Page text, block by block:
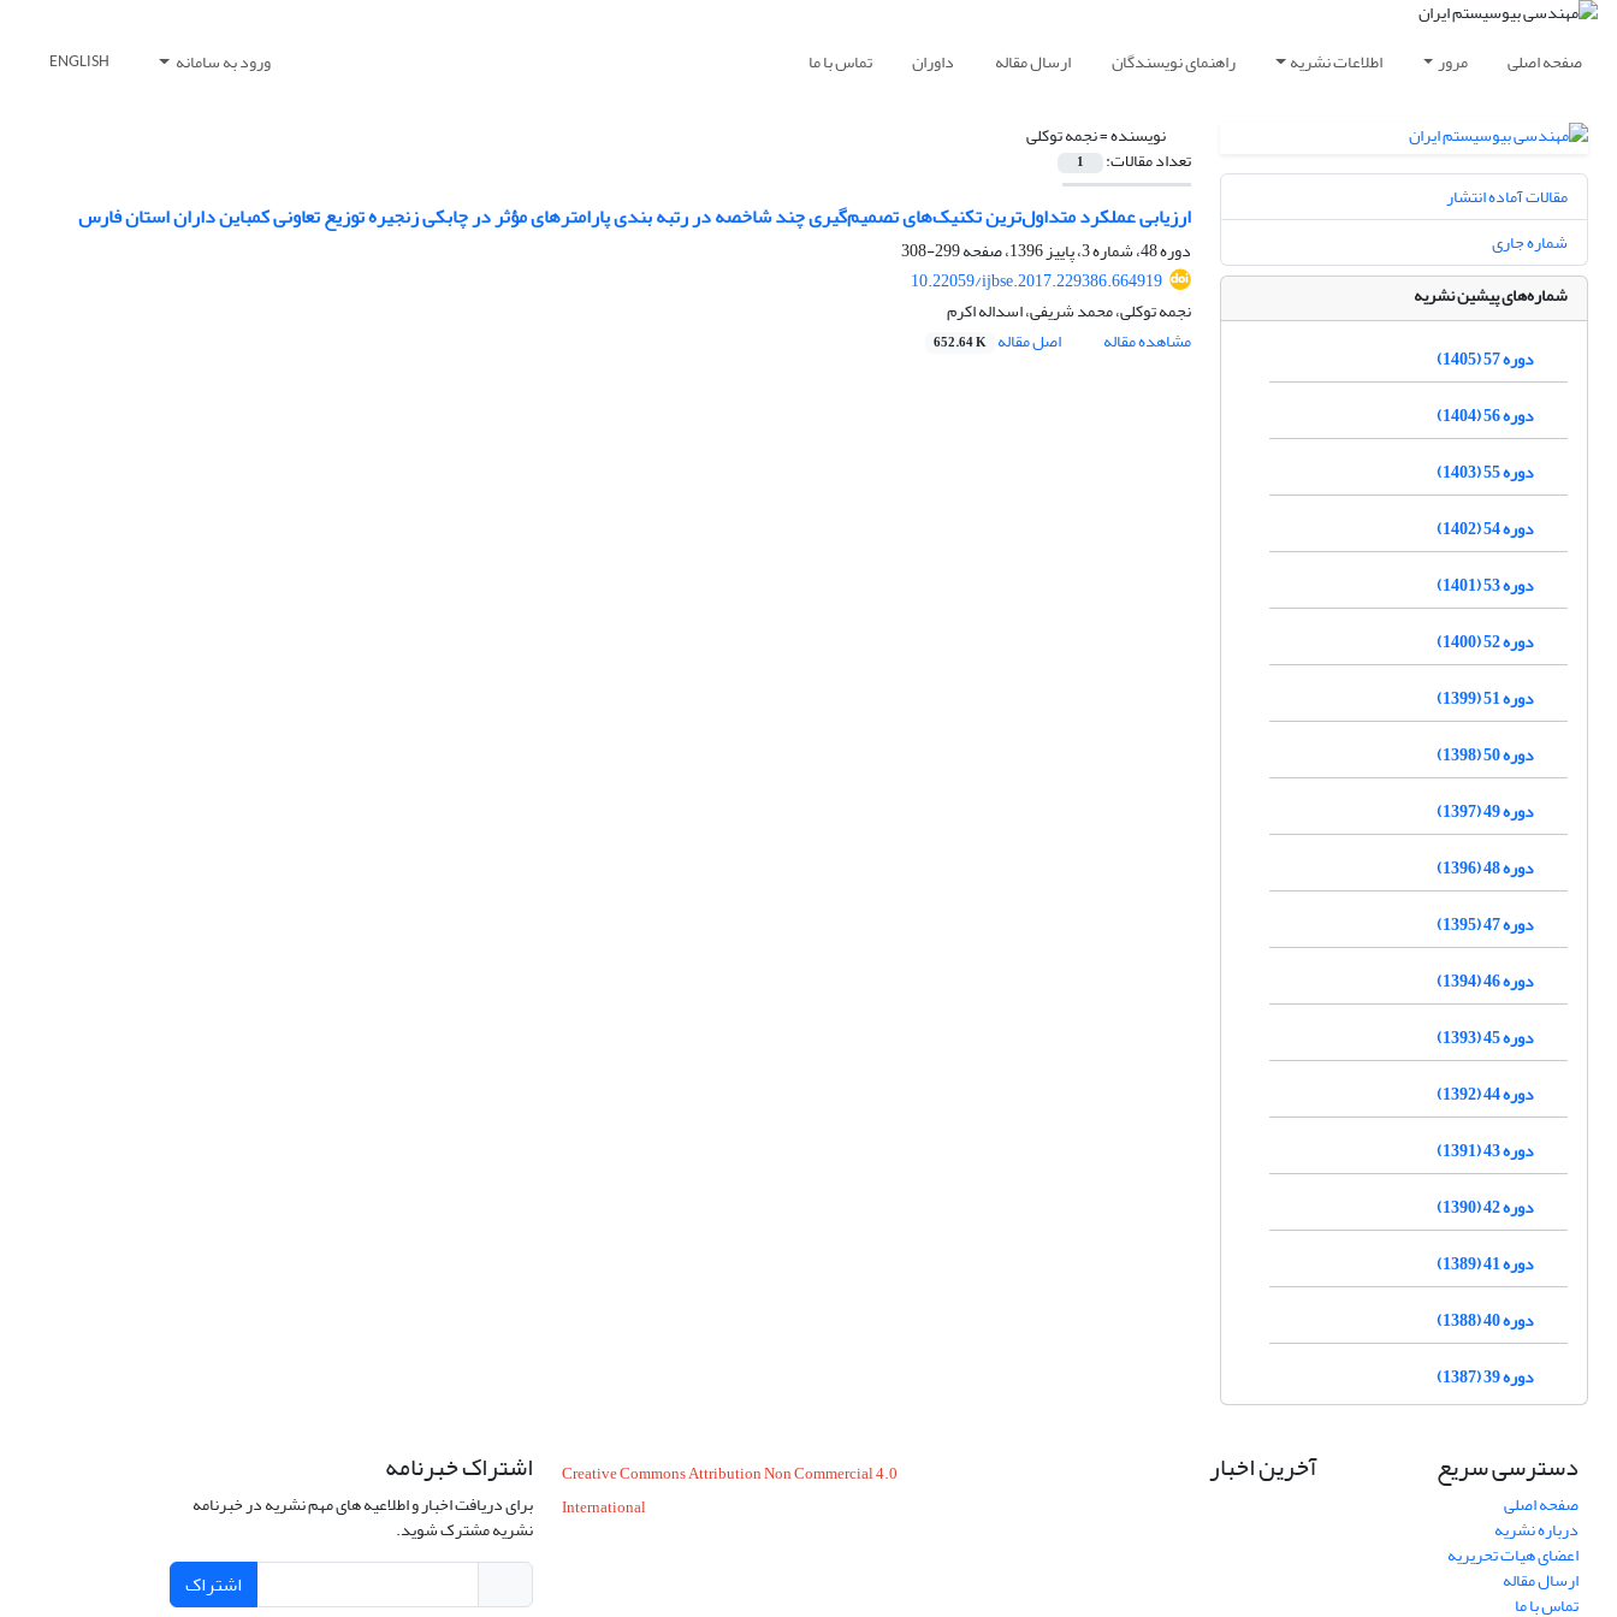
صفحه اصلی مرور اطلاعات نشریه راهنمای نویسندگان ارسال مقاله داوران تماس با ما ورود به سامانه ENGLISH
نویسنده =نجمه توکلی
تعداد مقالات: 1
ارزیابی عملکرد متداول‌ترین تکنیک‌های تصمیم‌گیری چند شاخصه در رتبه بندی پارامترهای مؤثر در چابکی زنجیره توزیع تعاونی کمباین داران استان فارس
دوره 48، شماره 3، پاییز 1396، صفحه
299-308
10.22059/ijbse.2017.229386.664919
نجمه توکلی، محمد شریفی، اسداله اکرم
مشاهده مقاله
اصل مقاله 652.64 K
مقالات آماده انتشار
شماره جاری
شماره‌های پیشین نشریه
دوره 57 (1405)
دوره 56 (1404)
دوره 55 (1403)
دوره 54 (1402)
دوره 53 (1401)
دوره 52 (1400)
دوره 51 (1399)
دوره 50 (1398)
دوره 49 (1397)
دوره 48 (1396)
دوره 47 (1395)
دوره 46 (1394)
دوره 45 (1393)
دوره 44 (1392)
دوره 43 (1391)
دوره 42 (1390)
دوره 41 (1389)
دوره 40 (1388)
دوره 39 (1387)
دسترسی سریع
صفحه اصلی
درباره نشریه
اعضای هیات تحریریه
ارسال مقاله
تماس با ما
آخرین اخبار
Creative Commons Attribution Non Commercial 4.0
International
اشتراک خبرنامه
برای دریافت اخبار و اطلاعیه های مهم نشریه در خبرنامه
نشریه مشترک شوید.
اشتراک